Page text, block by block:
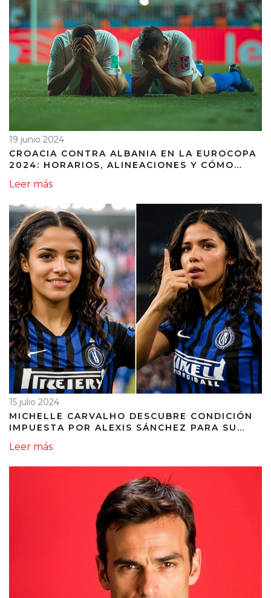
19 junio 2024
CROACIA CONTRA ALBANIA EN LA EUROCOPA
2024: HORARIOS, ALINEACIONES Y CÓMO
Leer más
15 julio 2024
MICHELLE CARVALHO DESCUBRE CONDICIÓN
IMPUESTA POR ALEXIS SÁNCHEZ PARA SU
Leer más